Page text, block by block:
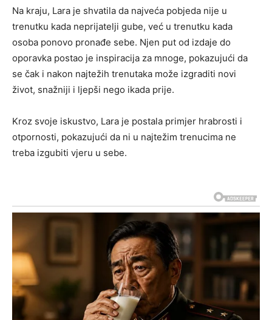
Na kraju, Lara je shvatila da najveća pobjeda nije u
trenutku kada neprijatelji gube, već u trenutku kada
osoba ponovo pronađe sebe. Njen put od izdaje do
oporavka postao je inspiracija za mnoge, pokazujući da
se čak i nakon najtežih trenutaka može izgraditi novi
život, snažniji i ljepši nego ikada prije.
Kroz svoje iskustvo, Lara je postala primjer hrabrosti i
otpornosti, pokazujući da ni u najtežim trenucima ne
treba izgubiti vjeru u sebe.